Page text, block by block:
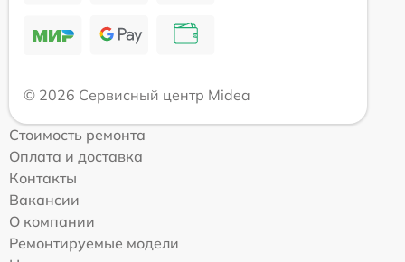
© 2026 Сервисный центр Midea
Стоимость ремонта
Оплата и доставка
Контакты
Вакансии
О компании
Ремонтируемые модели